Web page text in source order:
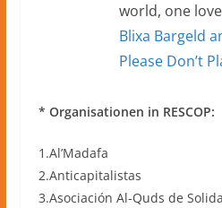
world, one
Blixa Bargeld
Please Don’t
* Organisationen in RESCOP:
1.Al’Madafa
2.Anticapitalistas
3.Asociación Al-Quds de